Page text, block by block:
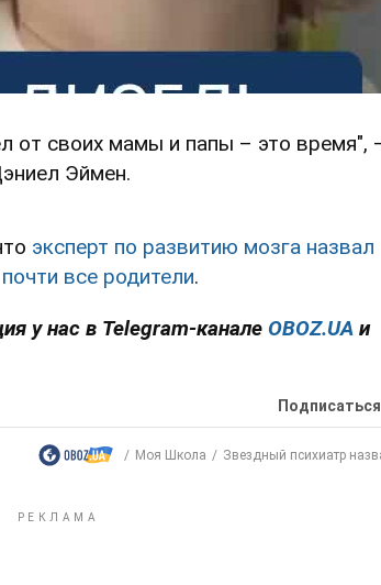
от своих мамы и папы – это время",
Эймен.
эксперт по развитию мозга назвал
все родители.
у нас в Telegram-канале OBOZ.UA и
Подписаться
Моя Школа Звездный психиатр